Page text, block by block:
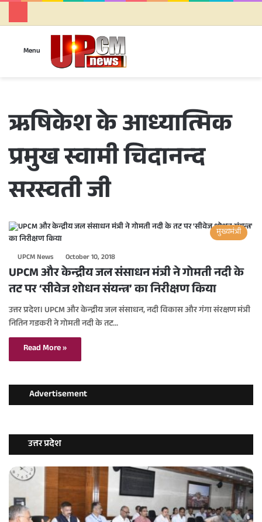
Menu
ऋषिकेश के आध्यात्मिक
प्रमुख स्वामी चिदानन्द
सरस्वती जी
मुख्यमंत्री
UPCM News October 10, 2018
UPCM और केन्द्रीय जल संसाधन मंत्री ने गोमती नदी के
तट पर ‘सीवेज शोधन संयन्त्र’ का निरीक्षण किया
उत्तर प्रदेश। UPCM और केन्द्रीय जल संसाधन, नदी विकास और गंगा संरक्षण मंत्री
नितिन गडकरी ने गोमती नदी के तट…
Read More »
Advertisement
उत्तर प्रदेश